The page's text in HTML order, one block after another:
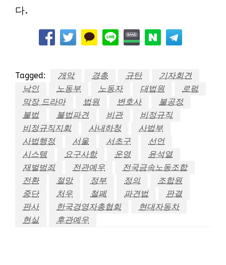
다.
Tagged: 개악 경총 규탄
기자회견
낙인
노동부 노동자 대법원
로펌
막장 드라마
법원 변호사
불공정
불법
불법파견 비관
비정규직
비정규직지회
사내하청
사법부
사법행정
서울 서초구
선언
시스템
요구사항 운영
윤석열
재벌범죄
전관예우
전국금속노동조합
전환
절망 정부 정의
조합원
중단
처우 철폐 파견법
판결
판사
한국경영자총협회
현대자동차
현실
후관예우